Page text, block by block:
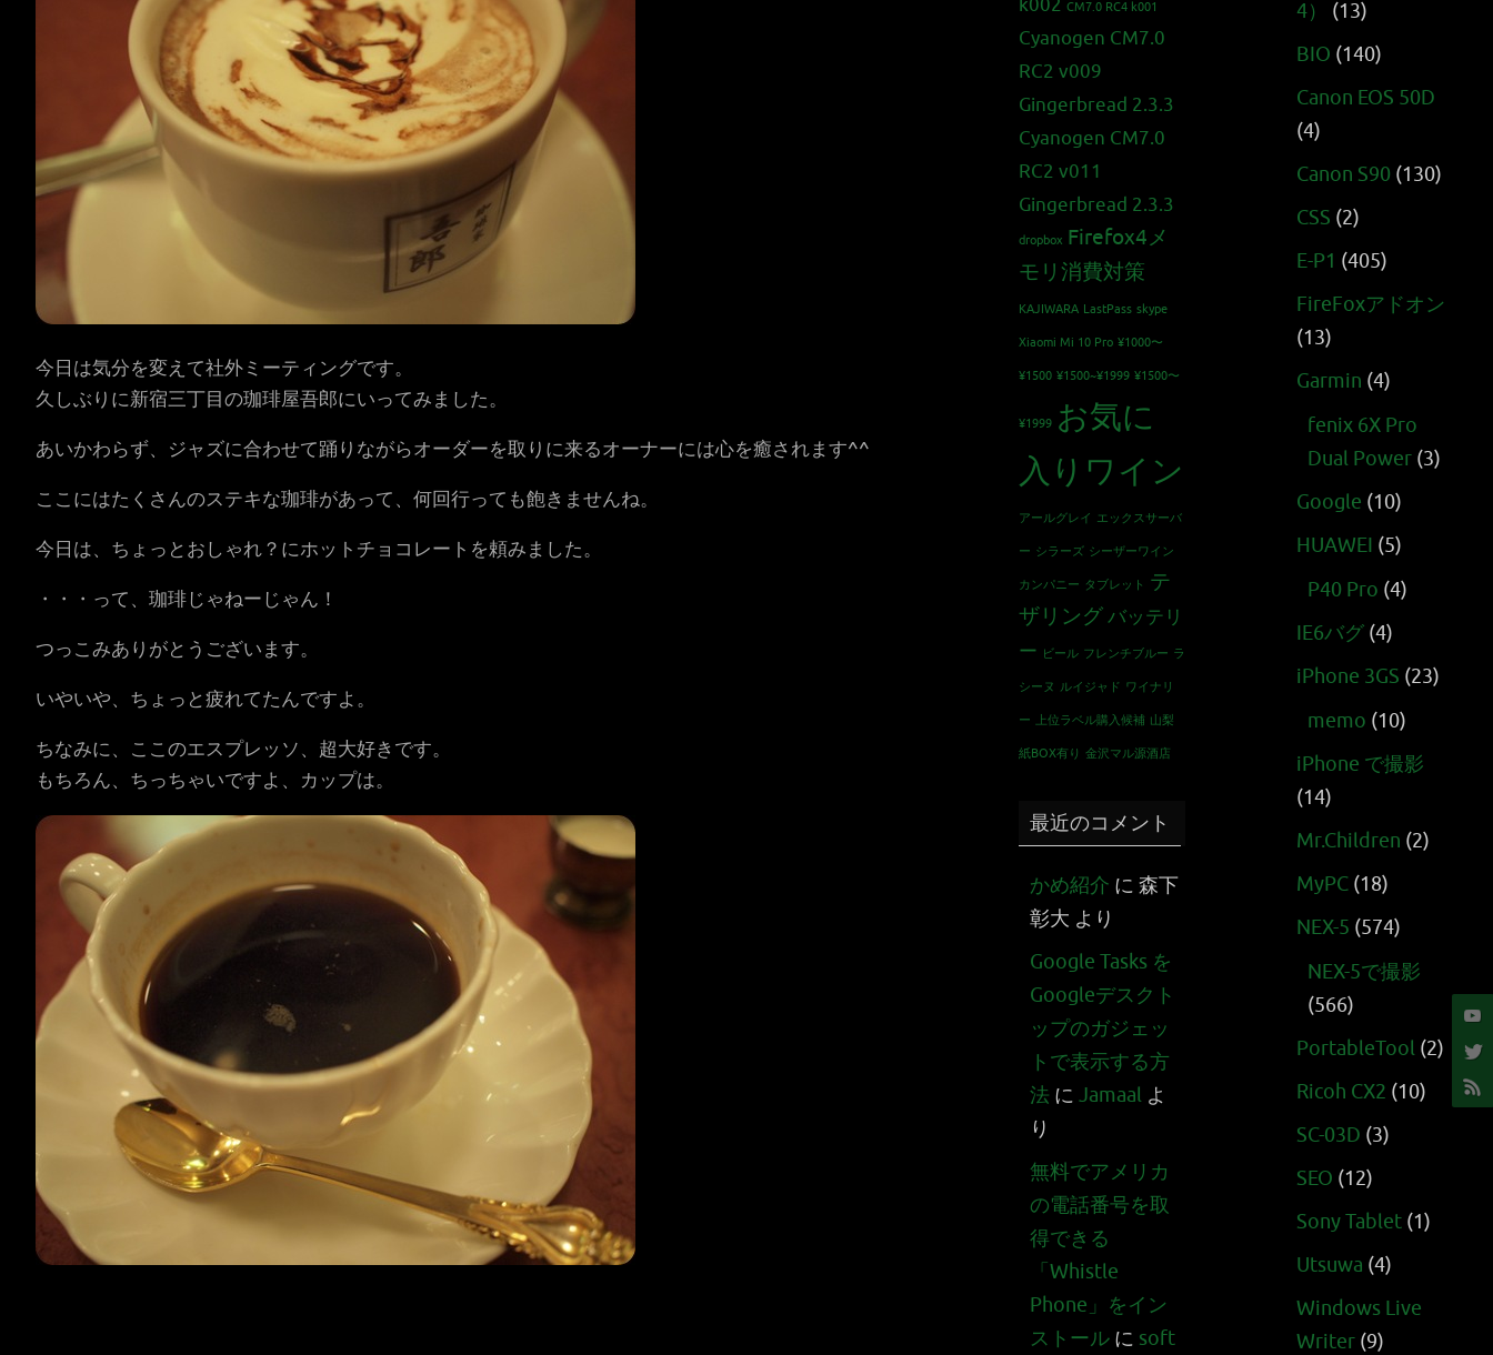
今日は気分を変えて社外ミーティングです。
久しぶりに新宿三丁目の珈琲屋吾郎にいってみました。
あいかわらず、ジャズに合わせて踊りながらオーダーを取りに来るオーナーには心を癒されます^^
ここにはたくさんのステキな珈琲があって、何回行っても飽きませんね。
今日は、ちょっとおしゃれ？にホットチョコレートを頼みました。
・・・って、珈琲じゃねーじゃん！
つっこみありがとうございます。
いやいや、ちょっと疲れてたんですよ。
ちなみに、ここのエスプレッソ、超大好きです。
もちろん、ちっちゃいですよ、カップは。
k002 CM7.0 RC4 k001
Cyanogen CM7.0
RC2 v009
Gingerbread 2.3.3
Cyanogen CM7.0
RC2 v011
Gingerbread 2.3.3
dropbox Firefox4メ
モリ消費対策
KAJIWARA LastPass skype
Xiaomi Mi 10 Pro ¥1000〜
¥1500 ¥1500~¥1999 ¥1500〜
¥1999 お気に
入りワイン
アールグレイ エックスサーバ
ー シラーズ シーザーワイン
カンパニー タブレット
テ
ザリングバッテリ
ー ビール フレンチブルー ラ
シーヌ ルイジャド ワイナリ
ー 上位ラベル購入候補 山梨
紙BOX有り 金沢マル源酒店
最近のコメント
かめ紹介 に 森下
彰大 より
Google Tasks を
Googleデスクト
ップのガジェッ
トで表示する方
法 に Jamaal よ
り
無料でアメリカ
の電話番号を取
得できる
「Whistle
Phone」をイン
ストール に soft
4）
(13)
BIO (140)
Canon EOS 50D
(4)
Canon S90 (130)
CSS (2)
E-P1 (405)
FireFoxアドオン
(13)
Garmin (4)
fenix 6X Pro
Dual Power (3)
Google (10)
HUAWEI (5)
P40 Pro (4)
IE6バグ (4)
iPhone 3GS (23)
memo (10)
iPhone で撮影
(14)
Mr.Children (2)
MyPC (18)
NEX-5 (574)
NEX-5で撮影
(566)
PortableTool (2)
Ricoh CX2 (10)
SC-03D (3)
SEO (12)
Sony Tablet (1)
Utsuwa (4)
Windows Live
Writer (9)